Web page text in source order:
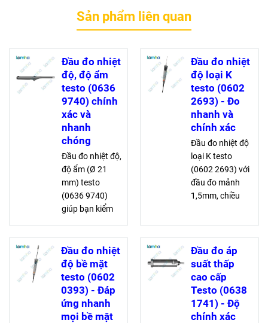
Sản phẩm liên quan
Đầu đo nhiệt
độ, độ ẩm
testo (0636
9740) chính
xác và
nhanh
chóng
Đầu đo nhiệt độ,
độ ẩm (Ø 21
mm) testo
(0636 9740)
giúp bạn kiểm
không khí trong
nhà nhanh
chóng, với dải
đo từ -20 đến
+70 °C, đảm
bảo độ chính
xác cao
Đầu đo nhiệt
độ loại K
testo (0602
2693) - Đo
nhanh và
chính xác
Đầu đo nhiệt độ
loại K testo
(0602 2693) với
đầu đo mảnh
1,5mm, chiều
giây, dải đo -60
đến +800°C,
chống nước
IP54, lý tưởng
đo trong chất
lỏng, không khí,
bột nhão
Đầu đo nhiệt
độ bề mặt
testo (0602
0393) - Đáp
ứng nhanh
mọi bề mặt
Đầu đo áp
suất thấp
cao cấp
Testo (0638
1741) - Độ
chính xác